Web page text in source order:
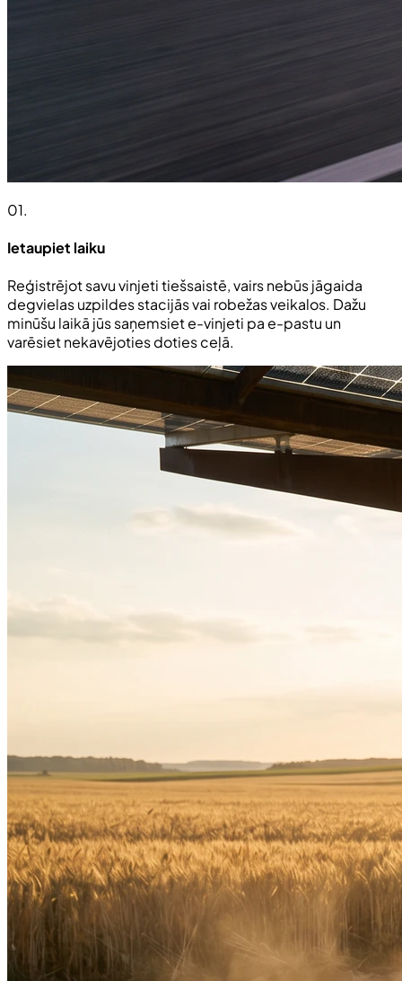
01.
Ietaupiet laiku
Reģistrējot savu vinjeti tiešsaistē, vairs nebūs jāgaida
degvielas uzpildes stacijās vai robežas veikalos. Dažu
minūšu laikā jūs saņemsiet e-vinjeti pa e-pastu un
varēsiet nekavējoties doties ceļā.